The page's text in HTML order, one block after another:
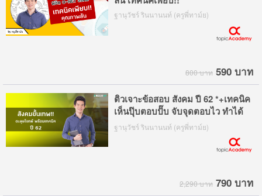
ฐานุวัชร์ รินนานนท์ (ครูพี่ทาม์ย)
800 บาท 590 บาท
ติวเจาะข้อสอบ สังคม ปี 62 *+เทคนิค
เห็นปุ๊บตอบปั๊บ จับจุดตอบไว ทำได้
ทันเวลา
ฐานุวัชร์ รินนานนท์ (ครูพี่ทาม์ย)
2,290 บาท 790 บาท